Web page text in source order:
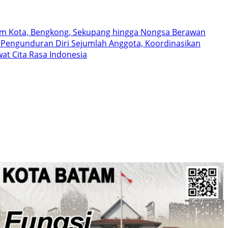
Kota, Bengkong, Sekupang hingga Nongsa Berawan
Diri Sejumlah Anggota, Koordinasikan
Cita Rasa Indonesia